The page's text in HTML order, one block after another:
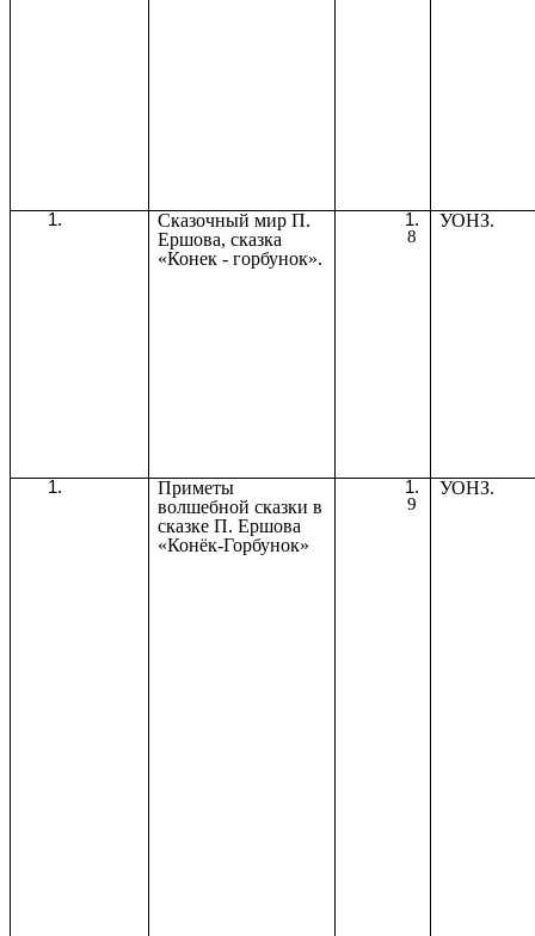
Сказочный мир П.
Ершова, сказка
«Конек - горбунок».
8
УОНЗ.
Приметы
волшебной сказки в
сказке П. Ершова
«Конёк-Горбунок»
9
УОНЗ.